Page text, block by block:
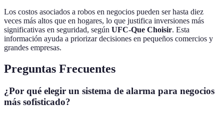
Los costos asociados a robos en negocios pueden ser hasta diez
veces más altos que en hogares, lo que justifica inversiones más
significativas en seguridad, según UFC-Que Choisir. Esta
información ayuda a priorizar decisiones en pequeños comercios y
grandes empresas.
Preguntas Frecuentes
¿Por qué elegir un sistema de alarma para negocios
más sofisticado?